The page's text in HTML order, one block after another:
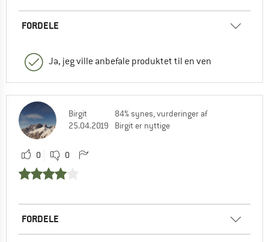
FORDELE
Ja, jeg ville anbefale produktet til en ven
Birgit
25.04.2019
84% synes, vurderinger af
Birgit er nyttige
0 0
FORDELE